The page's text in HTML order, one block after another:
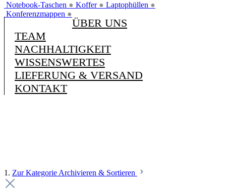
Notebook-Taschen ● Koffer ● Laptophüllen ●
Konferenzmappen ●
ÜBER UNS
TEAM
NACHHALTIGKEIT
WISSENSWERTES
LIEFERUNG & VERSAND
KONTAKT
1. Zur Kategorie Archivieren & Sortieren